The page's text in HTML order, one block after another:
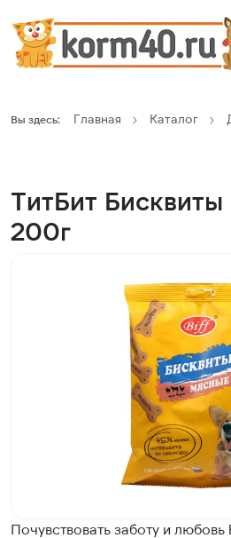
Вы здесь: Главная Каталог
ТитБит
200г
Почувствовать заботу и